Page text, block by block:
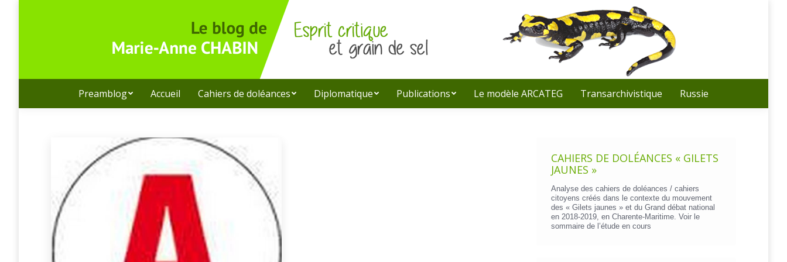
Recherche
:
Preamblog Accueil Cahiers de doléances Diplomatique Publications Le modèle ARCATEG Transarchivistique Russie
CAHIERS DE DOLÉANCES « GILETS
JAUNES »
Analyse des cahiers de doléances / cahiers
citoyens créés dans le contexte du mouvement
des « Gilets jaunes » et du Grand débat national
en 2018-2019, en Charente-Maritime. Voir le
sommaire de l’étude en cours